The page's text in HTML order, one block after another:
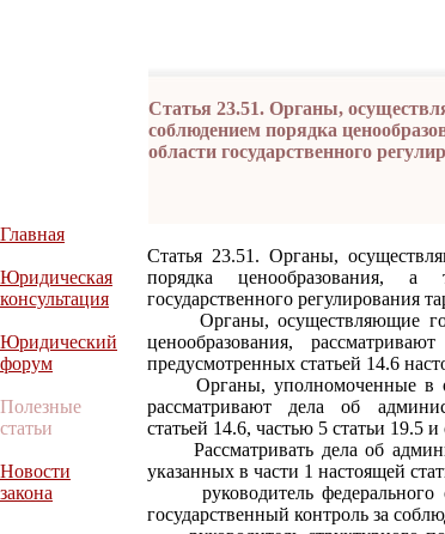
Статья 23.51. Органы,
соблюдением порядка
области государственного
Главная
Юридическая
консультация
Юридический
форум
Полезные
статьи
Новости
закона
Статья 23.51. Органы,
порядка ценообразования,
государственного регулирования
Органы, осуществляющие
ценообразования,
предусмотренных статьей 14.6
Органы, уполномоченные в
рассматривают дела об
статьей 14.6, частью 5 статьи 19.5
Рассматривать дела об
указанных в части 1 настоящей
руководитель федерального
государственный контроль за